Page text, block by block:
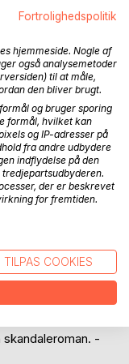
der går fra sin
i en øde egn, er
ensomme liv
Her får
i en historisk
tragisk figur og en
med viljestærke,
med et
ikke
af en
der må
med en
-
Fortrolighedspolitik
hjemmeside. Nogle af
også analysemetoder
til at måle,
den bliver brugt.
og bruger sporing
formål, hvilket kan
og IP-adresser på
fra andre udbydere
indflydelse på den
der er beskrevet
for fremtiden.
TILPAS COOKIES